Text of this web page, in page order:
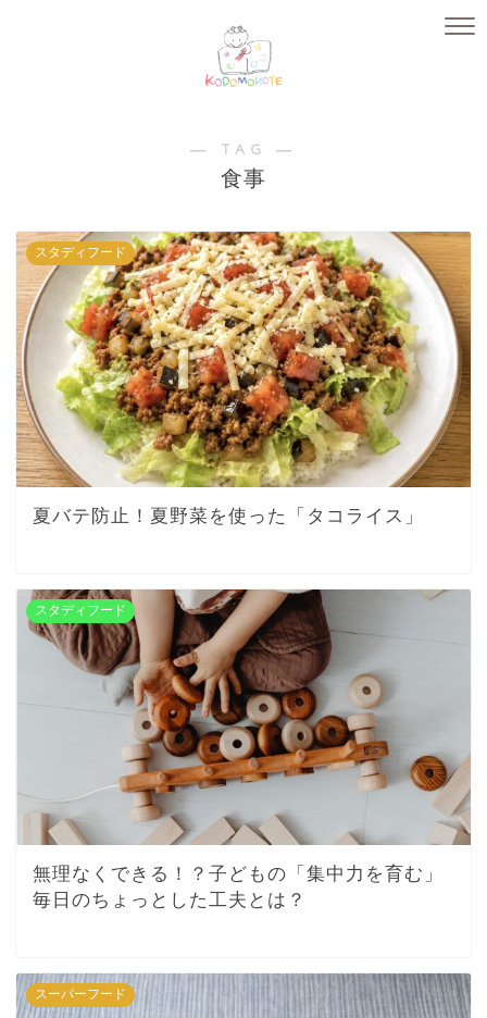
― TAG ―
食事
スタディフード
夏バテ防止！夏野菜を使った「タコライス」
スタディフード
無理なくできる！？子どもの「集中力を育む」
毎日のちょっとした工夫とは？
スーパーフード